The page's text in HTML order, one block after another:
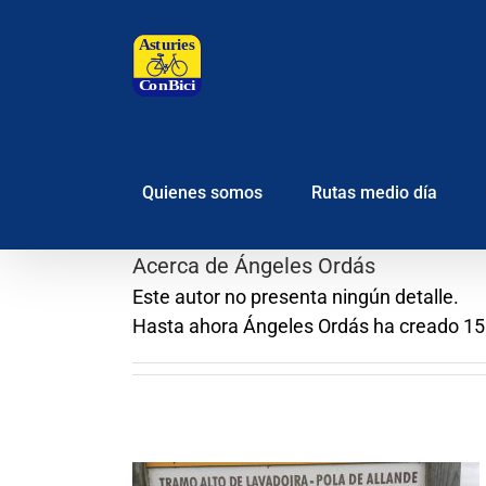
Quienes somos Rutas medio día
Acerca de Ángeles Ordás
Este autor no presenta ningún detalle.
Hasta ahora Ángeles Ordás ha creado